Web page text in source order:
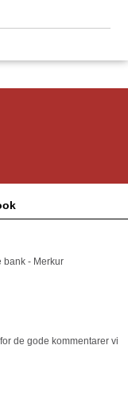
bank - Merkur
de gode kommentarer vi